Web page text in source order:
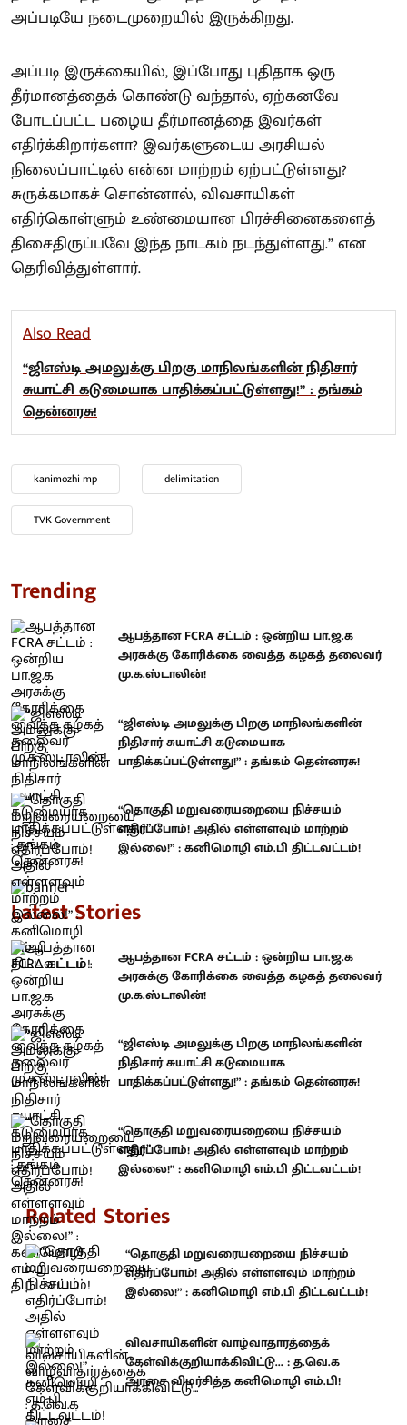
அப்படியே நடைமுறையில் இருக்கிறது.
அப்படி இருக்கையில், இப்போது புதிதாக ஒரு
தீர்மானத்தைக் கொண்டு வந்தால், ஏற்கனவே
போடப்பட்ட பழைய தீர்மானத்தை இவர்கள்
எதிர்க்கிறார்களா? இவர்களுடைய அரசியல்
நிலைப்பாட்டில் என்ன மாற்றம் ஏற்பட்டுள்ளது?
சுருக்கமாகச் சொன்னால், விவசாயிகள்
எதிர்கொள்ளும் உண்மையான பிரச்சினைகளைத்
திசைதிருப்பவே இந்த நாடகம் நடந்துள்ளது.” என
தெரிவித்துள்ளார்.
Also Read
“ஜிஎஸ்டி அமலுக்கு பிறகு மாநிலங்களின் நிதிசார்
சுயாட்சி கடுமையாக பாதிக்கப்பட்டுள்ளது!” : தங்கம்
தென்னரசு!
kanimozhi mp delimitation
TVK Government
Trending
ஆபத்தான FCRA சட்டம் : ஒன்றிய பா.ஜ.க
அரசுக்கு கோரிக்கை வைத்த கழகத் தலைவர்
மு.க.ஸ்டாலின்!
“ஜிஎஸ்டி அமலுக்கு பிறகு மாநிலங்களின்
நிதிசார் சுயாட்சி கடுமையாக
பாதிக்கப்பட்டுள்ளது!” : தங்கம் தென்னரசு!
“தொகுதி மறுவரையறையை நிச்சயம்
எதிர்ப்போம்! அதில் எள்ளளவும் மாற்றம்
இல்லை!” : கனிமொழி எம்.பி திட்டவட்டம்!
Latest Stories
ஆபத்தான FCRA சட்டம் : ஒன்றிய பா.ஜ.க
அரசுக்கு கோரிக்கை வைத்த கழகத் தலைவர்
மு.க.ஸ்டாலின்!
“ஜிஎஸ்டி அமலுக்கு பிறகு மாநிலங்களின்
நிதிசார் சுயாட்சி கடுமையாக
பாதிக்கப்பட்டுள்ளது!” : தங்கம் தென்னரசு!
“தொகுதி மறுவரையறையை நிச்சயம்
எதிர்ப்போம்! அதில் எள்ளளவும் மாற்றம்
இல்லை!” : கனிமொழி எம்.பி திட்டவட்டம்!
Related Stories
“தொகுதி மறுவரையறையை நிச்சயம்
எதிர்ப்போம்! அதில் எள்ளளவும் மாற்றம்
இல்லை!” : கனிமொழி எம்.பி திட்டவட்டம்!
விவசாயிகளின் வாழ்வாதாரத்தைக்
கேள்விக்குறியாக்கிவிட்டு... : த.வெ.க
அரசை விமர்சித்த கனிமொழி எம்.பி!